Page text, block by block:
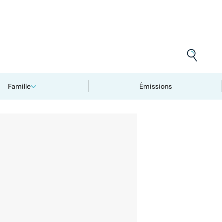
Famille Émissions